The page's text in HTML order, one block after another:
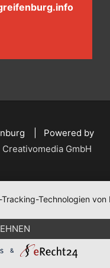
Powered by
Creativomedia GmbH
Technologien
&